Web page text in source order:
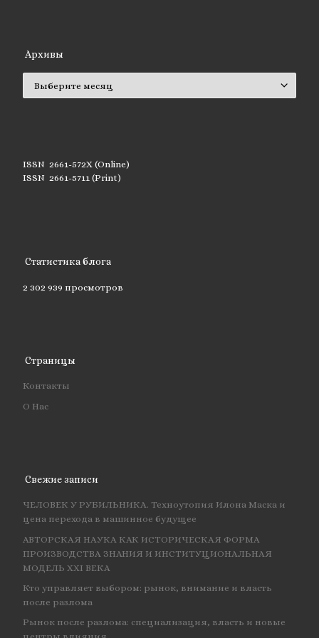
Архивы
ISSN 2661-572X (Online)
ISSN 2661-5711 (Print)
Статистика блога
2 302 939 просмотров
Страницы
Контакты
О Нас
Свежие записи
ЧЕЛОВЕК У РУБИЛЬНИКА. Техноутопия Илона Маска и
цена перехода в машинное будущее
АВТОРСКАЯ НАУКА КАК ИСТОРИЧЕСКАЯ ФОРМА
ПРОИЗВОДСТВА ЗНАНИЯ И ИНСТИТУЦИОНАЛЬНАЯ
МОДЕЛЬ XXI ВЕКА
Кто управляет выбором: рынок, внимание и власть
после разлома
Рынок после разлома: специализация, власть и новые